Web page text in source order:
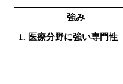
強み
1. 医療分野に強い専門性